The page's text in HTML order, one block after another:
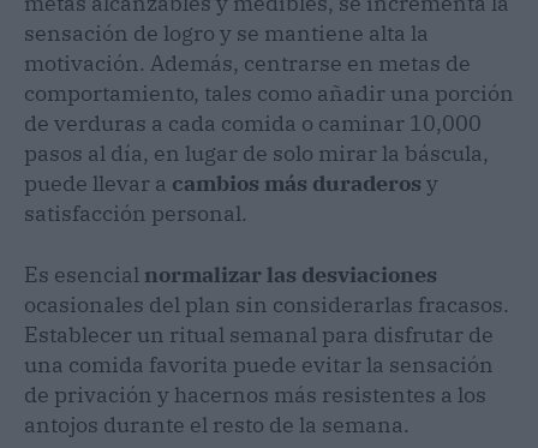
sensación de logro y se mantiene alta la
motivación. Además, centrarse en metas de
comportamiento, tales como añadir una porción
de verduras a cada comida o caminar 10,000
pasos al día, en lugar de solo mirar la báscula,
puede llevar a cambios más duraderos y
satisfacción personal.
Es esencial normalizar las desviaciones
ocasionales del plan sin considerarlas fracasos.
Establecer un ritual semanal para disfrutar de
una comida favorita puede evitar la sensación
de privación y hacernos más resistentes a los
antojos durante el resto de la semana.